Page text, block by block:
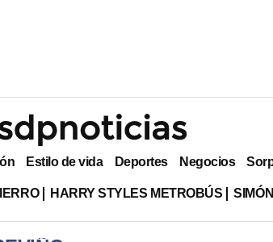
Estilo de vida Deportes Negocios
HARRY STYLES METROBÚS